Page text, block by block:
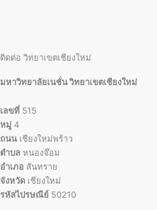
ติดต่อ วิทยาเขตเชียงใหม่
มหาวิทยาลัยเนชั่น วิทยาเขตเชียงใหม่
เลขที่ 515
หมู่ 4
ถนน เชียงใหม่พร้าว
ตำบล หนองจ๊อม
อำเภอ สันทราย
จังหวัด เชียงใหม่
รหัสไปรษณีย์ 50210